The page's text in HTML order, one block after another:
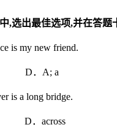
,选出最佳选项,并在答题
is my new friend.
．A; a
is a long bridge.
across